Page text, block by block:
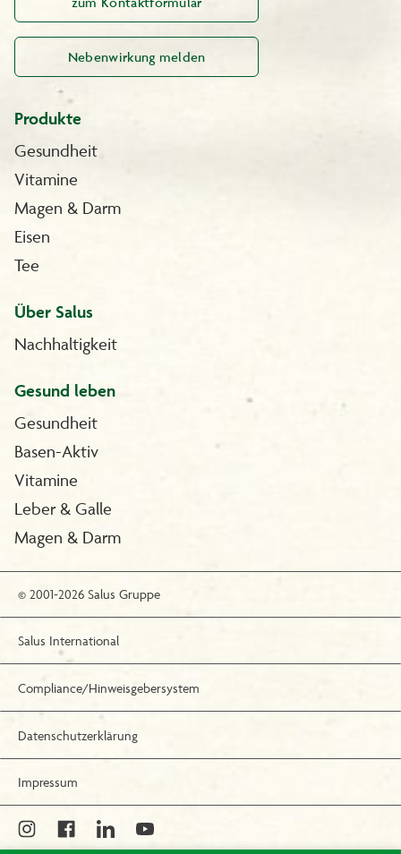
Nebenwirkung melden
Produkte
Gesundheit
Vitamine
Magen & Darm
Eisen
Tee
Über Salus
Nachhaltigkeit
Gesund leben
Gesundheit
Basen-Aktiv
Vitamine
Leber & Galle
Magen & Darm
© 2001-2026 Salus Gruppe
Salus International
Compliance/Hinweisgebersystem
Datenschutzerklärung
Impressum